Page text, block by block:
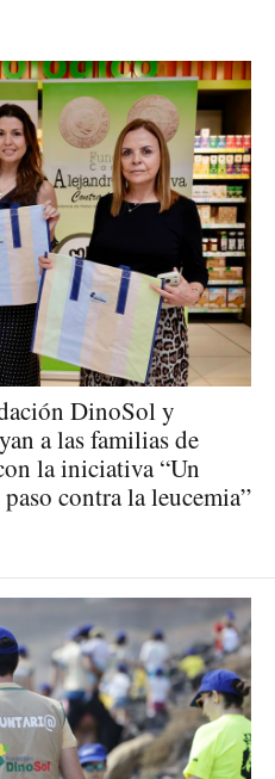
DinoSol y
a las familias de
la iniciativa “Un
contra la leucemia”